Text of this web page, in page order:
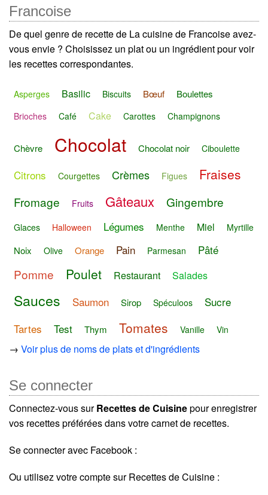
Francoise
De quel genre de recette de La cuisine de Francoise avez-
vous envie ? Choisissez un plat ou un ingrédient pour voir
les recettes correspondantes.
Asperges Basilic Biscuits Bœuf Boulettes
Brioches Café Cake Carottes Champignons
Chèvre Chocolat Chocolat noir Ciboulette
Citrons Courgettes Crèmes Figues Fraises
Fromage Fruits Gâteaux Gingembre
Glaces Halloween Légumes Menthe Miel Myrtille
Noix Olive Orange Pain Parmesan Pâté
Pomme Poulet Restaurant Salades
Sauces Saumon Sirop Spéculoos
Sucre
Tartes
Test Thym Tomates Vanille Vin
→ Voir plus de noms de plats et d'ingrédients
Se connecter
Connectez-vous surRecettes de Cuisinepour enregistrer
vos recettes préférées dans votre carnet de recettes.
Se connecter avec Facebook :
Ou utilisez votre compte sur Recettes de Cuisine :